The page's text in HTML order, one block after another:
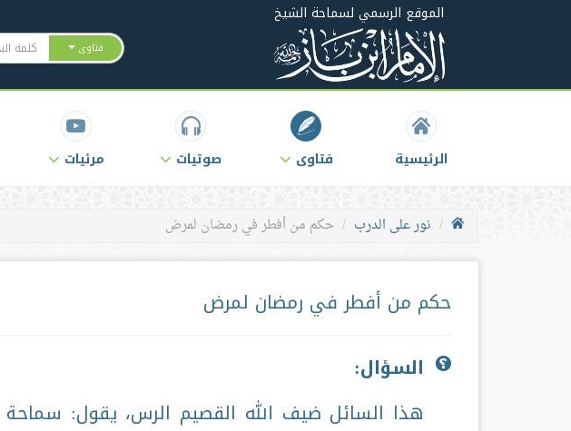
الموقع الرسمي لسماحة الشيخ
فتاوى
الرئيسية فتاوى صوتيات مرئيات
نور على الدرب حكم من أفطر في رمضان لمرض
حكم من أفطر في رمضان لمرض
السؤال:
هذا السائل ضيف الله القصيم الرس، يقول: